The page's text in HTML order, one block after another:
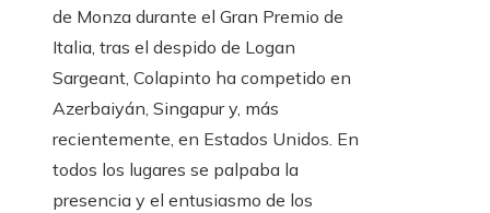
de Monza durante el Gran Premio de
Italia, tras el despido de Logan
Sargeant, Colapinto ha competido en
Azerbaiyán, Singapur y, más
recientemente, en Estados Unidos. En
todos los lugares se palpaba la
presencia y el entusiasmo de los